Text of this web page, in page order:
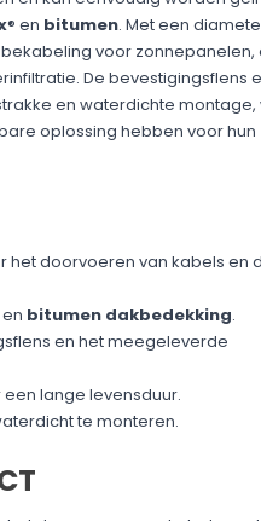
® en bitumen. Met een
voor zonnepanelen,
De bevestigingsflens
en waterdichte
oplossing hebben voor hun
het doorvoeren van kabels en
bitumen dakbedekking.
en het meegeleverde
lange levensduur.
te monteren.